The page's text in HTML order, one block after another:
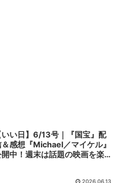
いい日】6/13号｜『国宝』配
感想『Michael／マイケル』
中！週末は話題の映画を楽し